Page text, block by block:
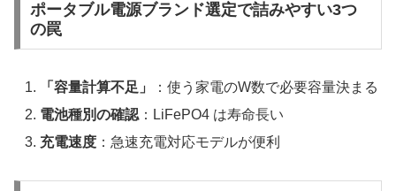
ポータブル電源ブランド選定で詰みやすい3つ
の罠
「容量計算不足」
：使う家電のW数で必要容量決まる
電池種別の確認 ：LiFePO4 は寿命長い
充電速度 ：急速充電対応モデルが便利